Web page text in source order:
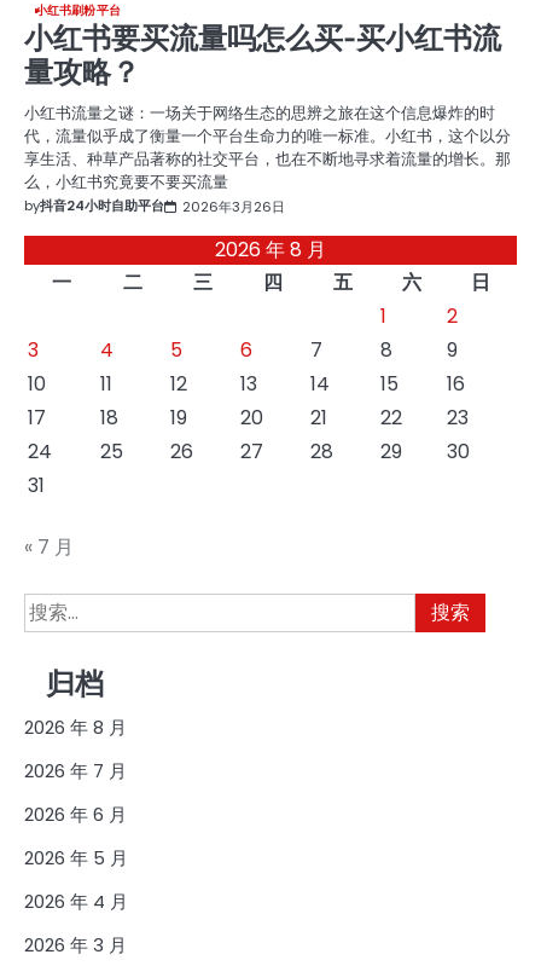
小红书刷粉平台
小红书要买流量吗怎么买-买小红书流
量攻略？
小红书流量之谜：一场关于网络生态的思辨之旅在这个信息爆炸的时
代，流量似乎成了衡量一个平台生命力的唯一标准。小红书，这个以分
享生活、种草产品著称的社交平台，也在不断地寻求着流量的增长。那
么，小红书究竟要不要买流量
by抖音24小时自助平台 2026年3月26日
2026 年 8 月
一
二 三 四 五 六
日
1
2
3
4 5 6 7 8
9
10
11 12 13 14 15
16
17
18 19 20 21 22
23
24
25 26 27 28 29
30
31
« 7 月
搜
索：
归档
2026 年 8 月
2026 年 7 月
2026 年 6 月
2026 年 5 月
2026 年 4 月
2026 年 3 月